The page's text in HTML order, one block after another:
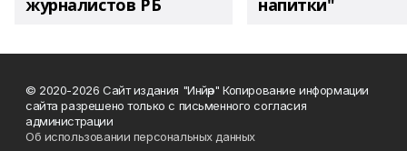
журналистов РБ напитки"
© 2020-2026 Сайт издания "Инйәр" Копирование информации
сайта разрешено только с письменного согласия
администрации
Об использовании персональных данных